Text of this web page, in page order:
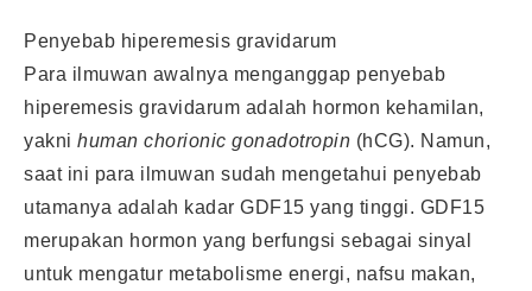
Penyebab hiperemesis gravidarum
Para ilmuwan awalnya menganggap penyebab
hiperemesis gravidarum adalah hormon kehamilan,
yakni human chorionic gonadotropin (hCG). Namun,
saat ini para ilmuwan sudah mengetahui penyebab
utamanya adalah kadar GDF15 yang tinggi. GDF15
merupakan hormon yang berfungsi sebagai sinyal
untuk mengatur metabolisme energi, nafsu makan,